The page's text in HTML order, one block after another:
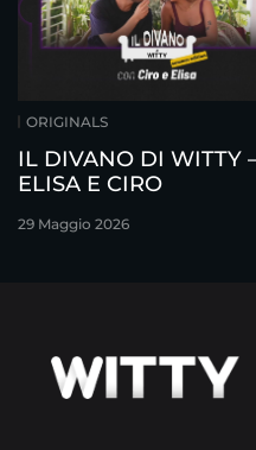
ORIGINALS
IL DIVANO DI WITTY
ELISA E CIRO
29 Maggio 2026